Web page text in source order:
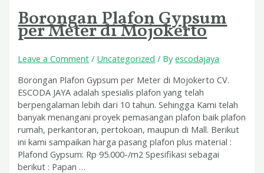
Borongan Plafon Gypsum
per Meter di Mojokerto
Leave a Comment / Uncategorized / Byescodajaya
Borongan Plafon Gypsum per Meter di Mojokerto CV.
ESCODA JAYA adalah spesialis plafon yang telah
berpengalaman lebih dari 10 tahun. Sehingga Kami telah
banyak menangani proyek pemasangan plafon baik plafon
rumah, perkantoran, pertokoan, maupun di Mall. Berikut
ini kami sampaikan harga pasang plafon plus material :
Plafond Gypsum: Rp 95.000-/m2 Spesifikasi sebagai
berikut : Papan …